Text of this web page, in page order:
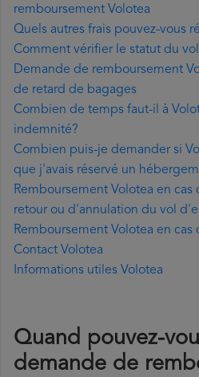
remboursement Volotea
Quels autres frais pouvez-vous
Comment vérifier le statut du
Demande de remboursement
de retard de bagages
Combien de temps faut-il à
indemnité?
Combien puis-je demander si
que j'avais réservé un
Remboursement Volotea en
retour ou d'annulation du vol
Remboursement Volotea en
Contact Volotea
Informations utiles Volotea
Quand pouvez-
demande de